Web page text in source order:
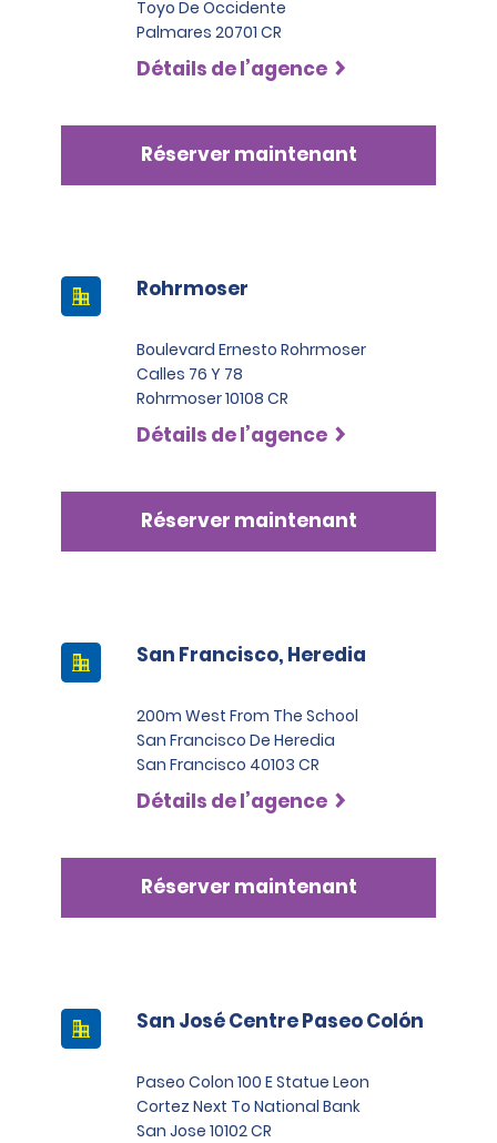
Toyo De Occidente
Palmares 20701 CR
Détails de l’agence
Réserver maintenant
Rohrmoser
Boulevard Ernesto Rohrmoser
Calles 76 Y 78
Rohrmoser 10108 CR
Détails de l’agence
Réserver maintenant
San Francisco, Heredia
200m West From The School
San Francisco De Heredia
San Francisco 40103 CR
Détails de l’agence
Réserver maintenant
San José Centre Paseo Colón
Paseo Colon 100 E Statue Leon
Cortez Next To National Bank
San Jose 10102 CR